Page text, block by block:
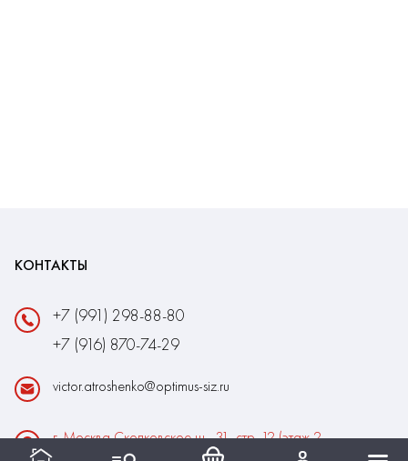
КОНТАКТЫ
+7 (991) 298-88-80
+7 (916) 870-74-29
victor.atroshenko@optimus-siz.ru
г. Москва Сколковское ш., 31, стр. 12 (этаж 2,
помещение 22)